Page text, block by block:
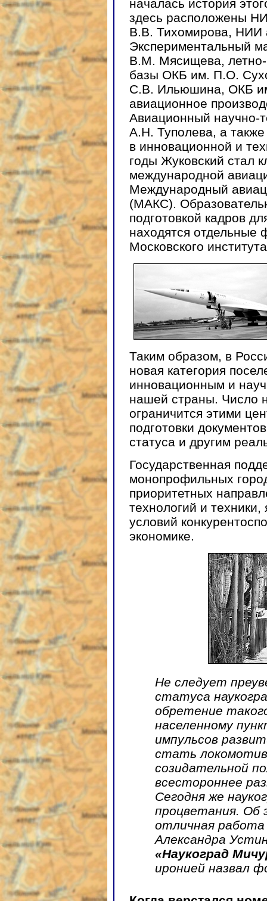
началась история
здесь расположены
В.В. Тихомирова, НИИ
Экспериментальный
В.М. Мясищева,
базы ОКБ им. П.О.
С.В. Ильюшина, ОКБ
авиационное
Авиационный научно-
А.Н. Туполева, а
в инновационной и
годы Жуковский стал
международной
Международный
(МАКС).
подготовкой кадров
находятся
Московского
Таким образом, в
новая категория
инновационным и
нашей страны. Число
ограничится этими
подготовки
статуса и другим
Государственная
монопрофильных
приоритетных
технологий и
условий
экономике.
Не следует
статуса
обретение
населенному
импульсов
стать
созидательной
всестороннее
Сегодня же
процветания. Об
отличная
Александра
«Наукоград
иронией назвал